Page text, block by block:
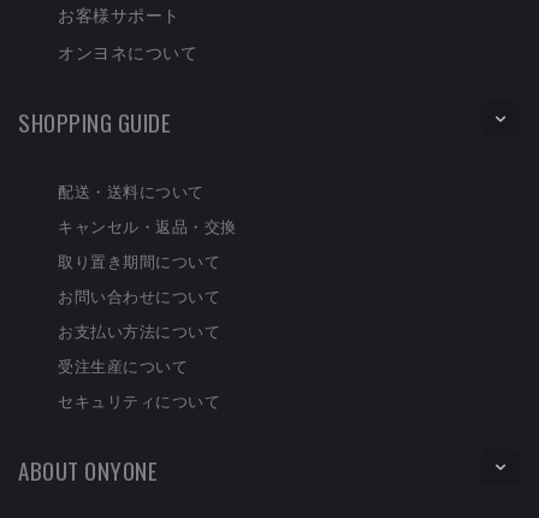
お客様サポート
オンヨネについて
SHOPPING GUIDE
配送・送料について
キャンセル・返品・交換
取り置き期間について
お問い合わせについて
お支払い方法について
受注生産について
セキュリティについて
ABOUT ONYONE